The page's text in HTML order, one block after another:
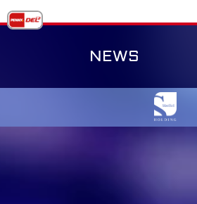
Skip
to
NEWS